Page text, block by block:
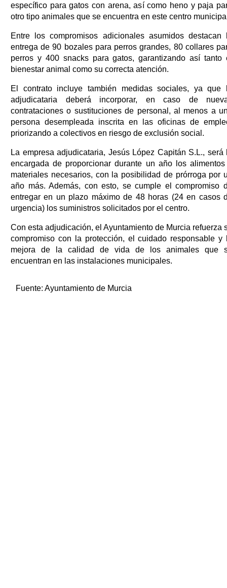
específico para gatos con arena, así como heno y paja
otro tipo animales que se encuentra en este centro
Entre los compromisos adicionales asumidos destacan
entrega de 90 bozales para perros grandes, 80 collares
perros y 400 snacks para gatos, garantizando así tanto
bienestar animal como su correcta atención.
El contrato incluye también medidas sociales, ya que
adjudicataria deberá incorporar, en caso de
contrataciones o sustituciones de personal, al menos a
persona desempleada inscrita en las oficinas de
priorizando a colectivos en riesgo de exclusión social.
La empresa adjudicataria, Jesús López Capitán S.L., será
encargada de proporcionar durante un año los
materiales necesarios, con la posibilidad de prórroga por
año más. Además, con esto, se cumple el compromiso
entregar en un plazo máximo de 48 horas (24 en casos
urgencia) los suministros solicitados por el centro.
Con esta adjudicación, el Ayuntamiento de Murcia refuerza
compromiso con la protección, el cuidado responsable y
mejora de la calidad de vida de los animales que
encuentran en las instalaciones municipales.
Fuente: Ayuntamiento de Murcia